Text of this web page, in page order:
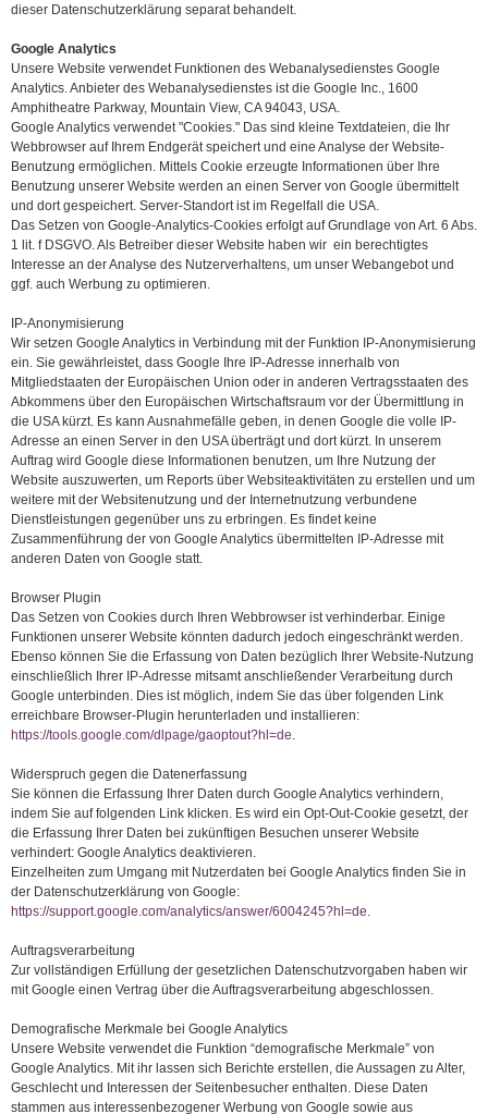
dieser Datenschutzerklärung separat behandelt.
Google Analytics
Unsere Website verwendet Funktionen des Webanalysedienstes Google
Analytics. Anbieter des Webanalysedienstes ist die Google Inc., 1600
Amphitheatre Parkway, Mountain View, CA 94043, USA.
Google Analytics verwendet "Cookies." Das sind kleine Textdateien, die Ihr
Webbrowser auf Ihrem Endgerät speichert und eine Analyse der Website-
Benutzung ermöglichen. Mittels Cookie erzeugte Informationen über Ihre
Benutzung unserer Website werden an einen Server von Google übermittelt
und dort gespeichert. Server-Standort ist im Regelfall die USA.
Das Setzen von Google-Analytics-Cookies erfolgt auf Grundlage von Art. 6 Abs.
1 lit. f DSGVO. Als Betreiber dieser Website haben wir ein berechtigtes
Interesse an der Analyse des Nutzerverhaltens, um unser Webangebot und
ggf. auch Werbung zu optimieren.
IP-Anonymisierung
Wir setzen Google Analytics in Verbindung mit der Funktion IP-Anonymisierung
ein. Sie gewährleistet, dass Google Ihre IP-Adresse innerhalb von
Mitgliedstaaten der Europäischen Union oder in anderen Vertragsstaaten des
Abkommens über den Europäischen Wirtschaftsraum vor der Übermittlung in
die USA kürzt. Es kann Ausnahmefälle geben, in denen Google die volle IP-
Adresse an einen Server in den USA überträgt und dort kürzt. In unserem
Auftrag wird Google diese Informationen benutzen, um Ihre Nutzung der
Website auszuwerten, um Reports über Websiteaktivitäten zu erstellen und um
weitere mit der Websitenutzung und der Internetnutzung verbundene
Dienstleistungen gegenüber uns zu erbringen. Es findet keine
Zusammenführung der von Google Analytics übermittelten IP-Adresse mit
anderen Daten von Google statt.
Browser Plugin
Das Setzen von Cookies durch Ihren Webbrowser ist verhinderbar. Einige
Funktionen unserer Website könnten dadurch jedoch eingeschränkt werden.
Ebenso können Sie die Erfassung von Daten bezüglich Ihrer Website-Nutzung
einschließlich Ihrer IP-Adresse mitsamt anschließender Verarbeitung durch
Google unterbinden. Dies ist möglich, indem Sie das über folgenden Link
erreichbare Browser-Plugin herunterladen und installieren:
https://tools.google.com/dlpage/gaoptout?hl=de.
Widerspruch gegen die Datenerfassung
Sie können die Erfassung Ihrer Daten durch Google Analytics verhindern,
indem Sie auf folgenden Link klicken. Es wird ein Opt-Out-Cookie gesetzt, der
die Erfassung Ihrer Daten bei zukünftigen Besuchen unserer Website
verhindert: Google Analytics deaktivieren.
Einzelheiten zum Umgang mit Nutzerdaten bei Google Analytics finden Sie in
der Datenschutzerklärung von Google:
https://support.google.com/analytics/answer/6004245?hl=de.
Auftragsverarbeitung
Zur vollständigen Erfüllung der gesetzlichen Datenschutzvorgaben haben wir
mit Google einen Vertrag über die Auftragsverarbeitung abgeschlossen.
Demografische Merkmale bei Google Analytics
Unsere Website verwendet die Funktion “demografische Merkmale” von
Google Analytics. Mit ihr lassen sich Berichte erstellen, die Aussagen zu Alter,
Geschlecht und Interessen der Seitenbesucher enthalten. Diese Daten
stammen aus interessenbezogener Werbung von Google sowie aus